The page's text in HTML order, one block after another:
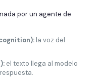
por un agente de
la voz del
el texto llega al modelo